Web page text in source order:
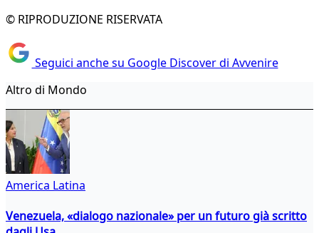
© RIPRODUZIONE RISERVATA
Seguici anche su Google Discover di Avvenire
Altro di Mondo
America Latina
Venezuela, «dialogo nazionale» per un futuro già scritto